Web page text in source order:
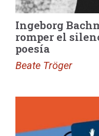
Ingeborg
romper el
poesía
Beate Tröger